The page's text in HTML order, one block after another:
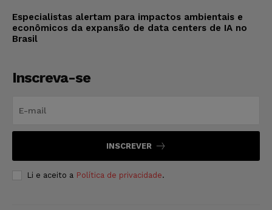
Especialistas alertam para impactos ambientais e
econômicos da expansão de data centers de IA no
Brasil
Inscreva-se
INSCREVER
Li e aceito a Política de privacidade.